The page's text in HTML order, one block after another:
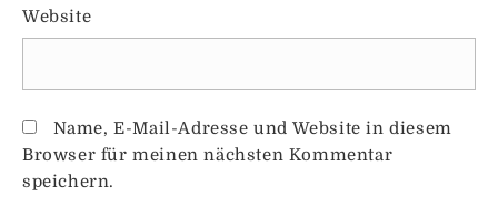
Website
Name, E-Mail-Adresse und Website in diesem
Browser für meinen nächsten Kommentar
speichern.